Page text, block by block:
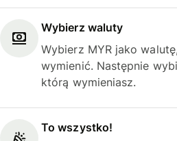
Wybierz waluty
Wybierz MYR jako
wymienić. Następnie
którą wymieniasz.
To wszystko!